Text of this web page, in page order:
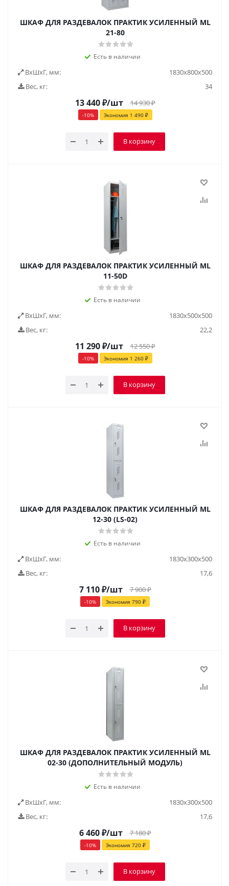
ШКАФ ДЛЯ РАЗДЕВАЛОК ПРАКТИК УСИЛЕННЫЙ ML
21-80
Есть в наличии
ВxШxГ, мм:
1830x800x500
Вес, кг:
34
13 440₽/шт 14 930₽
-10% Экономия 1 490₽
В корзину
ШКАФ ДЛЯ РАЗДЕВАЛОК ПРАКТИК УСИЛЕННЫЙ ML
11-50D
Есть в наличии
ВxШxГ, мм:
1830х500х500
Вес, кг:
22,2
11 290₽/шт 12 550₽
-10% Экономия 1 260₽
В корзину
ШКАФ ДЛЯ РАЗДЕВАЛОК ПРАКТИК УСИЛЕННЫЙ ML
12-30 (LS-02)
Есть в наличии
ВxШxГ, мм:
1830х300х500
Вес, кг:
17,6
7 110₽/шт 7 900₽
-10% Экономия 790 ₽
В корзину
ШКАФ ДЛЯ РАЗДЕВАЛОК ПРАКТИК УСИЛЕННЫЙ ML
02-30 (ДОПОЛНИТЕЛЬНЫЙ МОДУЛЬ)
Есть в наличии
ВxШxГ, мм:
1830х300х500
Вес, кг:
17,6
6 460₽/шт 7 180₽
-10% Экономия 720 ₽
В корзину